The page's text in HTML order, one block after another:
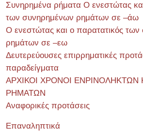
Συνηρημένα ρήματα Ο ενεστώτας
των συνηρημένων ρημάτων σε –άω
Ο ενεστώτας και ο παρατατικός
ρημάτων σε –εω
Δευτερεύουσες επιρρηματικές
παραδείγματα
ΑΡΧΙΚΟΙ ΧΡΟΝΟΙ ΕΝΡΙΝΟΛΗΚΤΩΝ
ΡΗΜΑΤΩΝ
Αναφορικές προτάσεις
Επαναληπτικά